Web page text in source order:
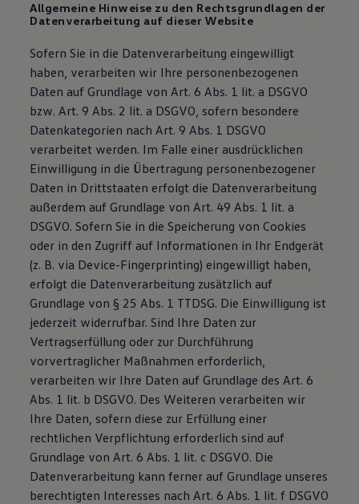
Allgemeine Hinweise zu den Rechtsgrundlagen der
Datenverarbeitung auf dieser Website
Sofern Sie in die Datenverarbeitung eingewilligt
haben, verarbeiten wir Ihre personenbezogenen
Daten auf Grundlage von Art. 6 Abs. 1 lit. a DSGVO
bzw. Art. 9 Abs. 2 lit. a DSGVO, sofern besondere
Datenkategorien nach Art. 9 Abs. 1 DSGVO
verarbeitet werden. Im Falle einer ausdrücklichen
Einwilligung in die Übertragung personenbezogener
Daten in Drittstaaten erfolgt die Datenverarbeitung
außerdem auf Grundlage von Art. 49 Abs. 1 lit. a
DSGVO. Sofern Sie in die Speicherung von Cookies
oder in den Zugriff auf Informationen in Ihr Endgerät
(z. B. via Device-Fingerprinting) eingewilligt haben,
erfolgt die Datenverarbeitung zusätzlich auf
Grundlage von § 25 Abs. 1 TTDSG. Die Einwilligung ist
jederzeit widerrufbar. Sind Ihre Daten zur
Vertragserfüllung oder zur Durchführung
vorvertraglicher Maßnahmen erforderlich,
verarbeiten wir Ihre Daten auf Grundlage des Art. 6
Abs. 1 lit. b DSGVO. Des Weiteren verarbeiten wir
Ihre Daten, sofern diese zur Erfüllung einer
rechtlichen Verpflichtung erforderlich sind auf
Grundlage von Art. 6 Abs. 1 lit. c DSGVO. Die
Datenverarbeitung kann ferner auf Grundlage unseres
berechtigten Interesses nach Art. 6 Abs. 1 lit. f DSGVO